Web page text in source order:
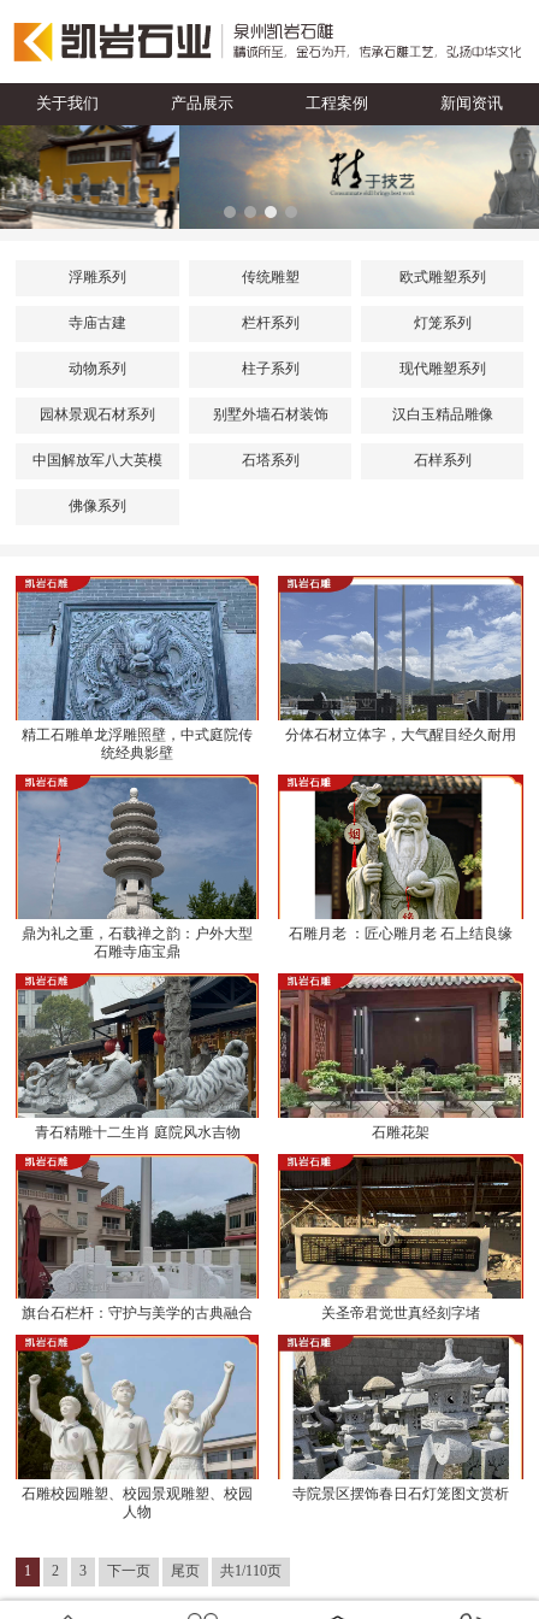
关于我们 产品展示 工程案例 新闻资讯
浮雕系列 传统雕塑 欧式雕塑系列
寺庙古建 栏杆系列 灯笼系列
动物系列 柱子系列 现代雕塑系列
园林景观石材系列 别墅外墙石材装饰 汉白玉精品雕像
中国解放军八大英模 石塔系列 石样系列
佛像系列
精工石雕单龙浮雕照壁，中式庭院传
统经典影壁
分体石材立体字，大气醒目经久耐用
鼎为礼之重，石载禅之韵：户外大型
石雕寺庙宝鼎
石雕月老 ：匠心雕月老 石上结良缘
青石精雕十二生肖 庭院风水吉物 石雕花架
旗台石栏杆：守护与美学的古典融合 关圣帝君觉世真经刻字堵
石雕校园雕塑、校园景观雕塑、校园
人物
寺院景区摆饰春日石灯笼图文赏析
1 2 3 下一页 尾页 共1/110页